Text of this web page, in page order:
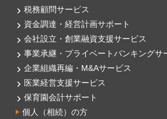
税務顧問サービス
資金調達・経営計画サポート
会社設立・創業融資支援サービス
事業承継・プライベートバンキングサ
企業組織再編・M&Aサービス
医業経営支援サービス
保育園会計サポート
個人（相続）の方